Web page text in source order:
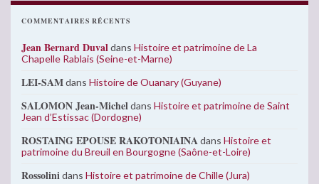
COMMENTAIRES RÉCENTS
Jean Bernard Duvaldans Histoire et patrimoine de La
Chapelle Rablais (Seine-et-Marne)
LEI-SAMdans Histoire de Ouanary (Guyane)
SALOMON Jean-Micheldans Histoire et patrimoine de Saint
Jean d’Estissac (Dordogne)
ROSTAING EPOUSE RAKOTONIAINAdans Histoire et
patrimoine du Breuil en Bourgogne (Saône-et-Loire)
Rossolinidans Histoire et patrimoine de Chille (Jura)